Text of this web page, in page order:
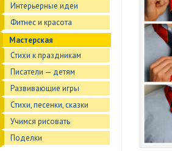
Интерьерные идеи
Фитнес и красота
Мастерская
Стихи к праздникам
Писатели — детям
Развивающие игры
Стихи, песенки, сказки
Учимся рисовать
Поделки